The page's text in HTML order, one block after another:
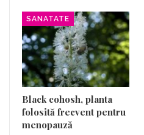
SANATATE
Black cohosh, planta
folosită frecvent pentru
menopauză